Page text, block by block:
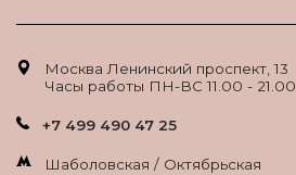
Москва Ленинский проспект, 13
Часы работы ПН-ВС 11.00 - 21.00
+7 499 490 47 25
Шаболовская / Октябрьская